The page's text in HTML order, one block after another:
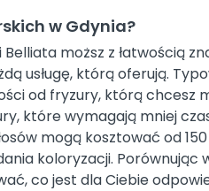
w Gdynia?
moższ z łatwością
usługę, którą oferują.
od fryzury, którą chcesz
które wymagają mniej
mogą kosztować od
koloryzacji. Porównując
co jest dla Ciebie